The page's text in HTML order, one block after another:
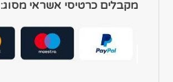
מקבלים כרטיסי אשראי מסוג: